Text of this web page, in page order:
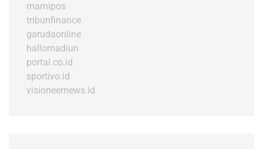
mamipos
tribunfinance
garudaonline
hallomadiun
portal.co.id
sportivo.id
visioneernews.id